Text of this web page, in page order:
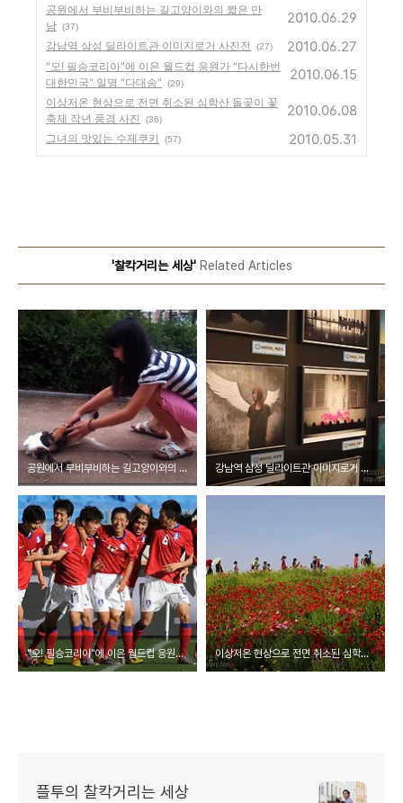
공원에서 부비부비하는 길고양이와의 짧은 만
남 (37)
2010.06.29
강남역 삼성 딜라이트관 이미지로거 사진전 (27) 2010.06.27
"오! 필승코리아"에 이은 월드컵 응원가 "다시한번
대한민국" 일명 "다대송"
(29)
2010.06.15
이상저온 현상으로 전면 취소된 심학산 돌곶이 꽃
축제 작년 풍경 사진
(36)
2010.06.08
그녀의 맛있는 수제쿠키 (57) 2010.05.31
'찰칵거리는 세상'Related Articles
공원에서 부비부비하는 길고양이와의 짧은 만남 강남역 삼성 딜라이트관 이미지로거 사진전
"오! 필승코리아"에 이은 월드컵 응원가 "다시한번 대한민국" 일명 "다대송" 이상저온 현상으로 전면 취소된 심학산 돌곶이 꽃축제 작년 풍경 사진
플투의 찰칵거리는 세상